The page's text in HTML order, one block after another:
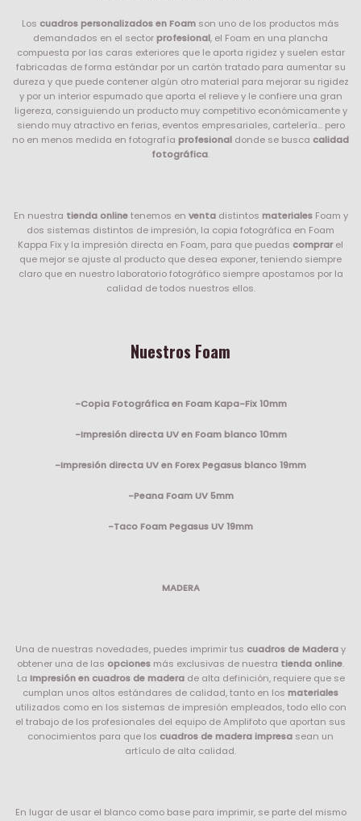
Los cuadros personalizados en Foam son uno de los productos más
demandados en el sectorprofesional, el Foam en una plancha
compuesta por las caras exteriores que le aporta rigidez y suelen estar
fabricadas de forma estándar por un cartón tratado para aumentar su
dureza y que puede contener algún otro material para mejorar su rigidez
y por un interior espumado que aporta el relieve y le confiere una gran
ligereza, consiguiendo un producto muy competitivo económicamente y
siendo muy atractivo en ferias, eventos empresariales, cartelería... pero
no en menos medida en fotografía profesional donde se busca calidad
fotográfica.
En nuestra tienda onlinetenemos en ventadistintos materialesFoam y
dos sistemas distintos de impresión, la copia fotográfica en Foam
Kappa Fix y la impresión directa en Foam, para que puedas comprarel
que mejor se ajuste al producto que desea exponer, teniendo siempre
claro que en nuestro laboratorio fotográfico siempre apostamos por la
calidad de todos nuestros ellos.
Nuestros Foam
-Copia Fotográfica en Foam Kapa-Fix 10mm
-Impresión directa UV en Foam blanco 10mm
-Impresión directa UV en Forex Pegasus blanco 19mm
-Peana Foam UV 5mm
-Taco Foam Pegasus UV 19mm
MADERA
Una de nuestras novedades, puedes imprimir tus cuadros de Maderay
obtener una de las opciones más exclusivas de nuestra tienda online.
La Impresión en cuadros de maderade alta definición, requiere que se
cumplan unos altos estándares de calidad, tanto en los materiales
utilizados como en los sistemas de impresión empleados, todo ello con
el trabajo de los profesionales del equipo de Amplifoto que aportan sus
conocimientos para que los cuadros de madera impresa sean un
artículo de alta calidad.
En lugar de usar el blanco como base para imprimir, se parte del mismo